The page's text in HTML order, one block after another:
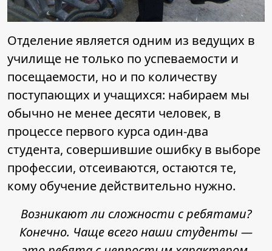
Отделение является одним из ведущих в
училище не только по успеваемости и
посещаемости, но и по количеству
поступающих и учащихся: набираем мы
обычно не менее десяти человек, в
процессе первого курса один-два
студента, совершившие ошибку в выборе
профессии, отсеиваются, остаются те,
кому обучение действительно нужно.
Возникают ли сложности с ребятами?
Конечно. Чаще всего наши студенты —